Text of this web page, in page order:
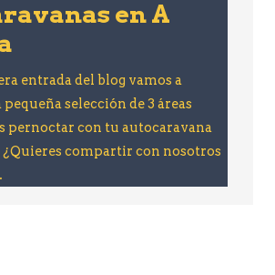
en A
entrada del blog vamos a
selección de 3 áreas
pernoctar con tu autocaravana
¿Quieres compartir con nosotros